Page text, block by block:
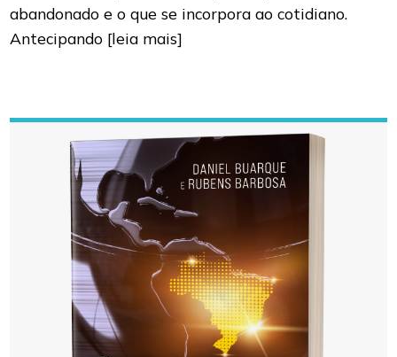
abandonado e o que se incorpora ao cotidiano.
Antecipando [leia mais]